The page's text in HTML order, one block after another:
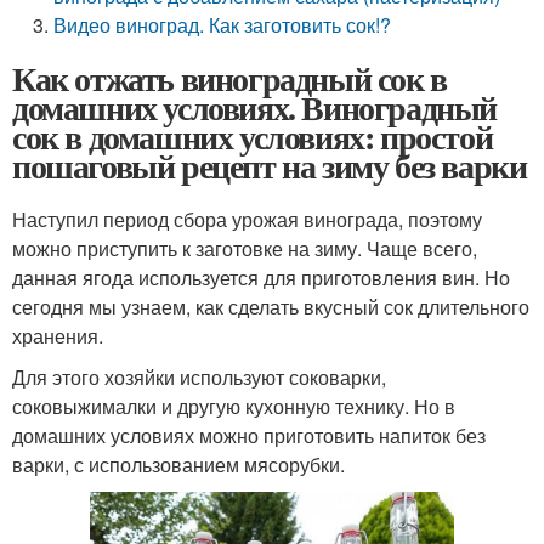
Видео виноград. Как заготовить сок!?
Как отжать виноградный сок в
домашних условиях. Виноградный
сок в домашних условиях: простой
пошаговый рецепт на зиму без варки
Наступил период сбора урожая винограда, поэтому
можно приступить к заготовке на зиму. Чаще всего,
данная ягода используется для приготовления вин. Но
сегодня мы узнаем, как сделать вкусный сок длительного
хранения.
Для этого хозяйки используют соковарки,
соковыжималки и другую кухонную технику. Но в
домашних условиях можно приготовить напиток без
варки, с использованием мясорубки.